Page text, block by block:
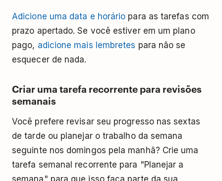
Adicione uma data e horário para as tarefas com
prazo apertado. Se você estiver em um plano
pago, adicione mais lembretes para não se
esquecer de nada.
Criar uma tarefa recorrente para revisões
semanais
Você prefere revisar seu progresso nas sextas
de tarde ou planejar o trabalho da semana
seguinte nos domingos pela manhã? Crie uma
tarefa semanal recorrente para "Planejar a